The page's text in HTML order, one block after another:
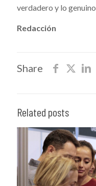
verdadero y lo genuino.
Redacción
Share
Related posts